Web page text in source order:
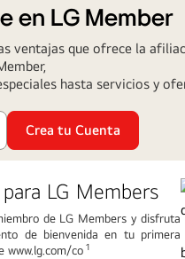
en LG Member
ventajas que ofrece la
hasta servicios y
Crea tu Cuenta
LG Members
de LG Members y disfruta
de bienvenida en tu primera
www.lg.com/co 1